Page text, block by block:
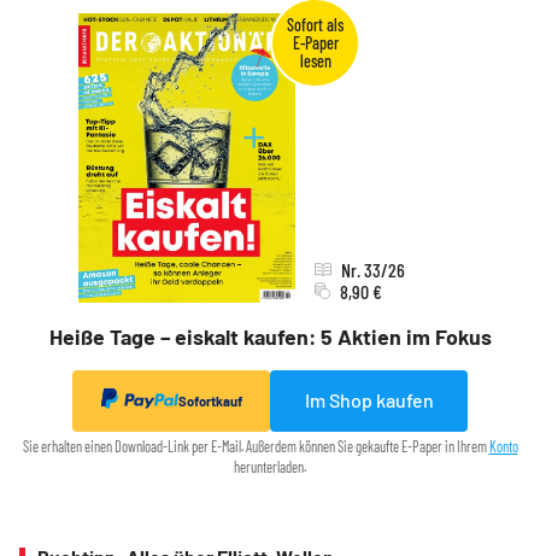
Heiße Tage – eiskalt kaufen: 5 Aktien im Fokus
Nr. 33/26
8,90 €
Sofortkauf Im Shop kaufen
Sie erhalten einen Download-Link per E-Mail. Außerdem können Sie gekaufte E-Paper in IhremKonto
herunterladen.